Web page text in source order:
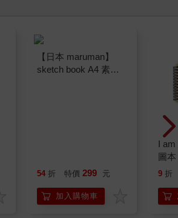
本 繪圖本 空白繪圖本
54 折 特價 299 元
加入購物車
I am
圖
9 折